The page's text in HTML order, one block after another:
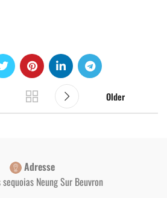
Older
Adresse
Neung Sur Beuvron